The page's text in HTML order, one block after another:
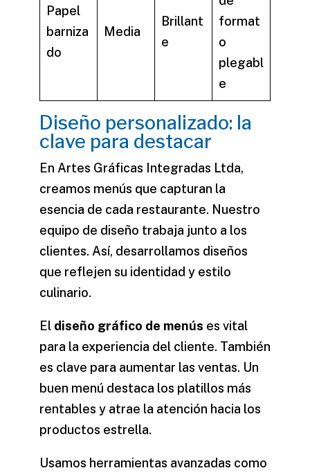
Papel
barniza
do
Media
Brillant
e
format
o
plegabl
e
Diseño personalizado: la
clave para destacar
En Artes Gráficas Integradas Ltda,
creamos menús que capturan la
esencia de cada restaurante. Nuestro
equipo de diseño trabaja junto a los
clientes. Así, desarrollamos diseños
que reflejen su identidad y estilo
culinario.
El diseño gráfico de menús es vital
para la experiencia del cliente. También
es clave para aumentar las ventas. Un
buen menú destaca los platillos más
rentables y atrae la atención hacia los
productos estrella.
Usamos herramientas avanzadas como